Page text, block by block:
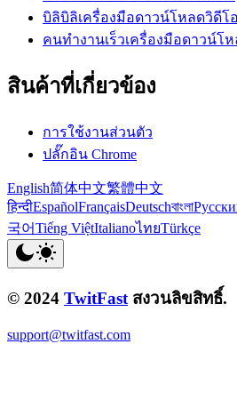
บิลิบิลิเครื่องมือดาวน์โหลดวิดีโอ
คนทำงานเร็วเครื่องมือดาวน์โ
สินค้าที่เกี่ยวข้อง
การใช้งานส่วนตัว
ปลั๊กอิน Chrome
English简体中文繁體中文
हिन्दीEspañolFrançaisDeutschবাংলা
국어Tiếng ViệtItalianoไทยTürkçe
© 2024 TwitFast สงวนลิขสิทธิ์.
support@twitfast.com